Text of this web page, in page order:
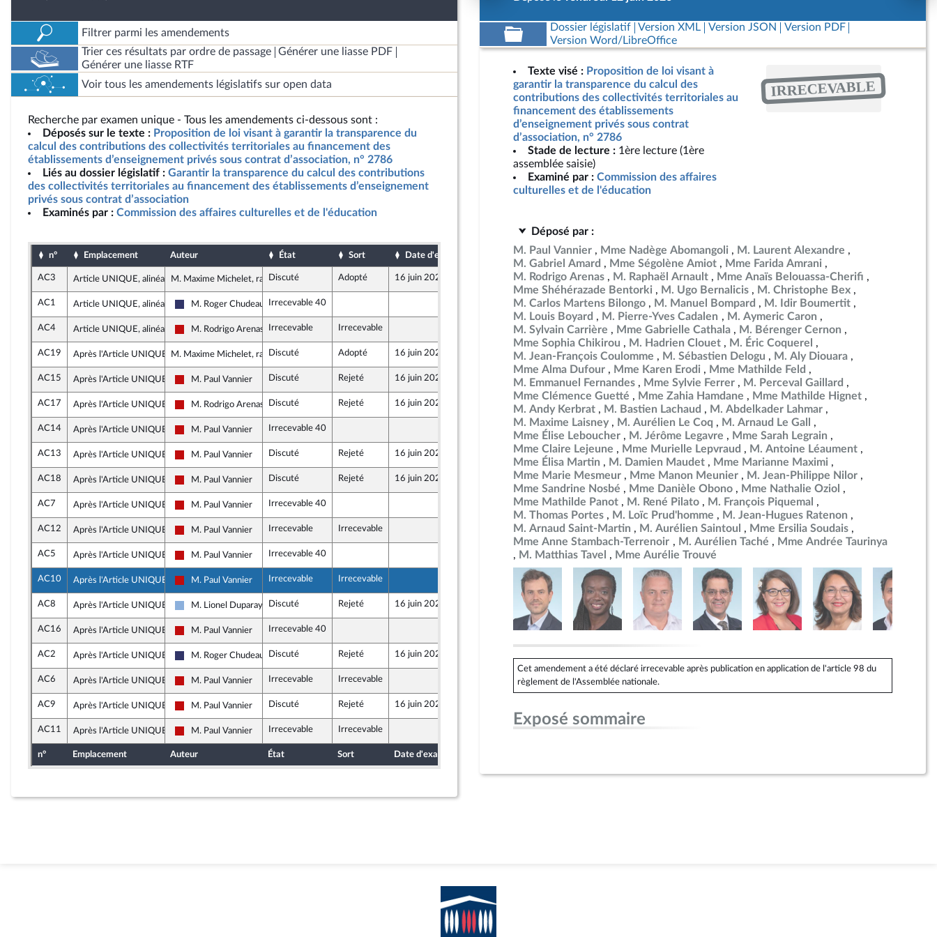
Filtrer parmi les amendements
Trier ces résultats par ordre de passage
Générer une liasse PDF
Générer une liasse RTF
Voir tous les amendements législatifs sur open data
Recherche par examen unique - Tous les amendements ci-dessous sont :
Déposés sur le texte : Proposition de loi visant à garantir la transparence du
calcul des contributions des collectivités territoriales au financement des
établissements d’enseignement privés sous contrat d’association, n° 2786
Liés au dossier législatif : Garantir la transparence du calcul des contributions
des collectivités territoriales au financement des établissements d’enseignement
privés sous contrat d’association
Examinés par : Commission des affaires culturelles et de l'éducation
n° Emplacement Auteur État Sort Date d'examen Date de dépôt
AC3 Article UNIQUE, alinéa 2 M. Maxime Michelet, rapporteur
Discuté Adopté 16 juin 2026 12 juin 2026
AC1 Article UNIQUE, alinéa 2
Rassemblement National
M. Roger Chudeau Irrecevable 40 10 juin 2026
AC4 Article UNIQUE, alinéa 2
La France insoumise - Nouveau Front Populaire
M. Rodrigo Arenas Irrecevable Irrecevable 12 juin 2026
AC19 Après l'Article UNIQUE M. Maxime Michelet, rapporteur
Discuté Adopté 16 juin 2026 12 juin 2026
AC15 Après l'Article UNIQUE
La France insoumise - Nouveau Front Populaire
M. Paul Vannier Discuté Rejeté 16 juin 2026 12 juin 2026
AC17 Après l'Article UNIQUE
La France insoumise - Nouveau Front Populaire
M. Rodrigo Arenas Discuté Rejeté 16 juin 2026 12 juin 2026
AC14 Après l'Article UNIQUE
La France insoumise - Nouveau Front Populaire
M. Paul Vannier Irrecevable 40 12 juin 2026
AC13 Après l'Article UNIQUE
La France insoumise - Nouveau Front Populaire
M. Paul Vannier Discuté Rejeté 16 juin 2026 12 juin 2026
AC18 Après l'Article UNIQUE
La France insoumise - Nouveau Front Populaire
M. Paul Vannier Discuté Rejeté 16 juin 2026 12 juin 2026
AC7 Après l'Article UNIQUE
La France insoumise - Nouveau Front Populaire
M. Paul Vannier Irrecevable 40 12 juin 2026
AC12 Après l'Article UNIQUE
La France insoumise - Nouveau Front Populaire
M. Paul Vannier Irrecevable Irrecevable 12 juin 2026
AC5 Après l'Article UNIQUE
La France insoumise - Nouveau Front Populaire
M. Paul Vannier Irrecevable 40 12 juin 2026
AC10 Après l'Article UNIQUE
La France insoumise - Nouveau Front Populaire
M. Paul Vannier Irrecevable Irrecevable 12 juin 2026
AC8 Après l'Article UNIQUE
Droite Républicaine
M. Lionel Duparay Discuté Rejeté 16 juin 2026 12 juin 2026
AC16 Après l'Article UNIQUE
La France insoumise - Nouveau Front Populaire
M. Paul Vannier Irrecevable 40 12 juin 2026
AC2 Après l'Article UNIQUE
Rassemblement National
M. Roger Chudeau Discuté Rejeté 16 juin 2026
AC6 Après l'Article UNIQUE
La France insoumise - Nouveau Front Populaire
M. Paul Vannier Irrecevable Irrecevable 12 juin 2026
AC9 Après l'Article UNIQUE
La France insoumise - Nouveau Front Populaire
M. Paul Vannier Discuté Rejeté 16 juin 2026
AC11 Après l'Article UNIQUE
La France insoumise - Nouveau Front Populaire
M. Paul Vannier Irrecevable Irrecevable 12 juin 2026
n° Emplacement Auteur État Sort Date d'examen
Dossier législatif Version XML Version JSON
Version PDF
Version Word/LibreOffice
Texte visé : Proposition de loi visant à
garantir la transparence du calcul des
contributions des collectivités territoriales au
financement des établissements
d’enseignement privés sous contrat
d’association, n° 2786
Stade de lecture : 1ère lecture (1ère
assemblée saisie)
Examiné par : Commission des affaires
culturelles et de l'éducation
IRRECEVABLE
Déposé par :
M. Paul Vannier
Mme Nadège Abomangoli
M. Laurent Alexandre
M. Gabriel Amard
Mme Ségolène Amiot
Mme Farida Amrani
M. Rodrigo Arenas
M. Raphaël Arnault
Mme Anaïs Belouassa-Cherifi
Mme Shéhérazade Bentorki
M. Ugo Bernalicis
M. Christophe Bex
M. Carlos Martens Bilongo
M. Manuel Bompard
M. Idir Boumertit
M. Louis Boyard
M. Pierre-Yves Cadalen
M. Aymeric Caron
M. Sylvain Carrière
Mme Gabrielle Cathala
M. Bérenger Cernon
Mme Sophia Chikirou
M. Hadrien Clouet
M. Éric Coquerel
M. Jean-François Coulomme
M. Sébastien Delogu
M. Aly Diouara
Mme Alma Dufour
Mme Karen Erodi
Mme Mathilde Feld
M. Emmanuel Fernandes
Mme Sylvie Ferrer
M. Perceval Gaillard
Mme Clémence Guetté
Mme Zahia Hamdane
Mme Mathilde Hignet
M. Andy Kerbrat
M. Bastien Lachaud
M. Abdelkader Lahmar
M. Maxime Laisney
M. Aurélien Le Coq
M. Arnaud Le Gall
Mme Élise Leboucher
M. Jérôme Legavre
Mme Sarah Legrain
Mme Claire Lejeune
Mme Murielle Lepvraud
M. Antoine Léaument
Mme Élisa Martin
M. Damien Maudet
Mme Marianne Maximi
Mme Marie Mesmeur
Mme Manon Meunier
M. Jean-Philippe Nilor
Mme Sandrine Nosbé
Mme Danièle Obono
Mme Nathalie Oziol
Mme Mathilde Panot
M. René Pilato
M. François Piquemal
M. Thomas Portes
M. Loïc Prud'homme
M. Jean-Hugues Ratenon
M. Arnaud Saint-Martin
M. Aurélien Saintoul
Mme Ersilia Soudais
Mme Anne Stambach-Terrenoir
M. Aurélien Taché
Mme Andrée Taurinya
M. Matthias Tavel
Mme Aurélie Trouvé
Cet amendement a été déclaré irrecevable après publication en application de l'article 98 du
règlement de l'Assemblée nationale.
Exposé sommaire